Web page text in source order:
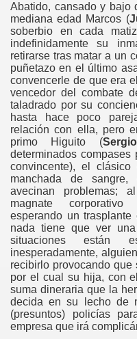
Abatido, cansado y bajo
mediana edad Marcos (
soberbio en cada
indefinidamente su
retirarse tras matar a un
puñetazo en el último
convencerle de que era
vencedor del combate
taladrado por su
hasta hace poco
relación con ella, pero
primo Higuito (
determinados
convincente), el
manchada de
avecinan problemas;
magnate
esperando un
nada tiene que ver
situaciones están
inesperadamente,
recibirlo provocando
por el cual su hija, con
suma dineraria que la
decida en su lecho de
(presuntos) policías
empresa que irá complic